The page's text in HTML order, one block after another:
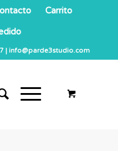
Carrito
| info@parde3studio.com